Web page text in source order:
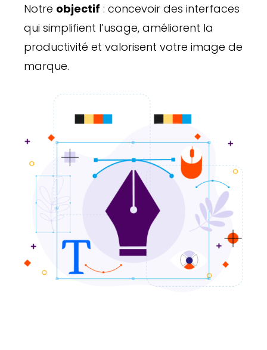
Notre objectif : concevoir des interfaces
qui simplifient l’usage, améliorent la
productivité et valorisent votre image de
marque.